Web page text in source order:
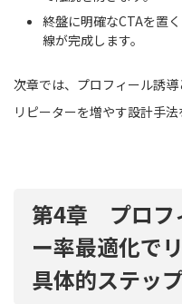
終盤に明確なCTAを置
線が完成します。
次章では、プロフィール誘導
リピーターを増やす設計手法
第4章 プロフ
ー率最適化で
具体的ステッ